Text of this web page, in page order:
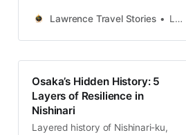
色，以及當代藝術對社會邊緣的救
（Authenticity）的稀缺——這裡不
提供精心打磨的風景，只提供關於生
Lawrence Travel Stories Lawrence
Osaka’s Hidden History: 5
Layers of Resilience in
Nishinari
Layered history of Nishinari-ku,